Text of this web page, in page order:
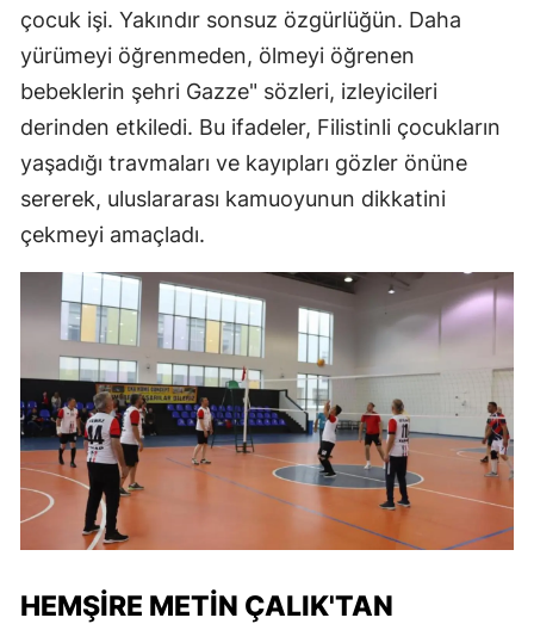
çocuk işi. Yakındır sonsuz özgürlüğün. Daha
yürümeyi öğrenmeden, ölmeyi öğrenen
bebeklerin şehri Gazze" sözleri, izleyicileri
derinden etkiledi. Bu ifadeler, Filistinli çocukların
yaşadığı travmaları ve kayıpları gözler önüne
sererek, uluslararası kamuoyunun dikkatini
çekmeyi amaçladı.
HEMŞIRE METIN ÇALIK'TAN